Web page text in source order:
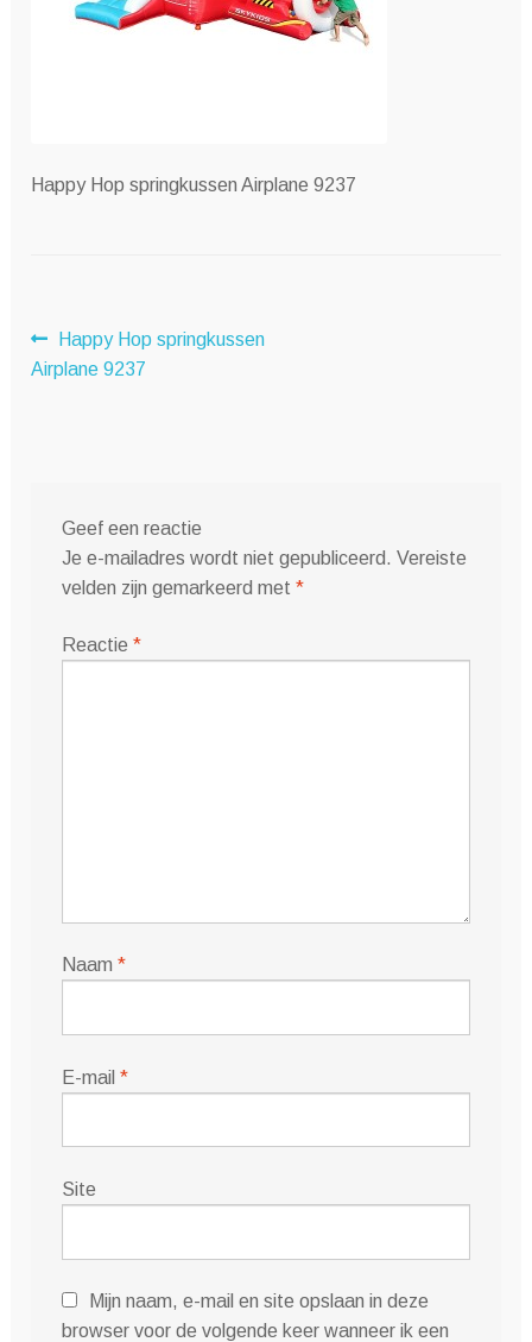
Happy Hop springkussen Airplane 9237
Bericht
navigatie
Vorig
bericht:
Happy Hop springkussen
Airplane 9237
Geef een reactie
Je e-mailadres wordt niet gepubliceerd. Vereiste
velden zijn gemarkeerd met *
Reactie *
Naam *
E-mail *
Site
Mijn naam, e-mail en site opslaan in deze
browser voor de volgende keer wanneer ik een